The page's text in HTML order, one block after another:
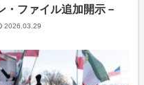
・ファイル追加開示－
2026.03.29